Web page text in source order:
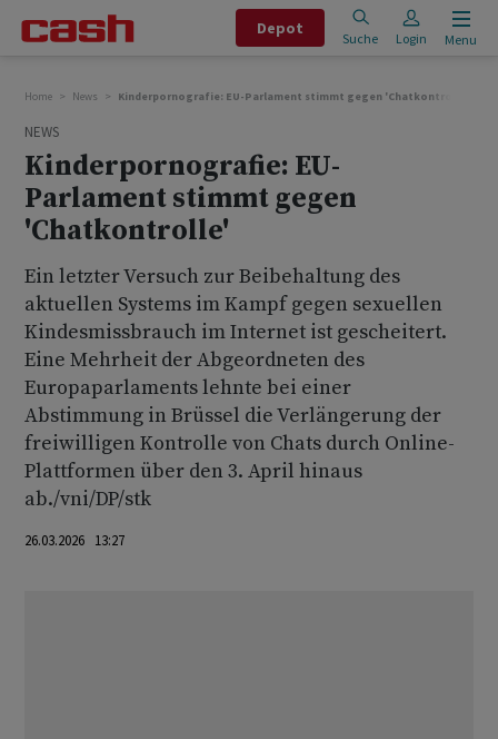
Depot
Suche Login Menu
Home News Kinderpornografie: EU-Parlament stimmt gegen 'Chatkontrolle'
NEWS
Kinderpornografie: EU-
Parlament stimmt gegen
'Chatkontrolle'
Ein letzter Versuch zur Beibehaltung des
aktuellen Systems im Kampf gegen sexuellen
Kindesmissbrauch im Internet ist gescheitert.
Eine Mehrheit der Abgeordneten des
Europaparlaments lehnte bei einer
Abstimmung in Brüssel die Verlängerung der
freiwilligen Kontrolle von Chats durch Online-
Plattformen über den 3. April hinaus
ab./vni/DP/stk
26.03.2026 13:27